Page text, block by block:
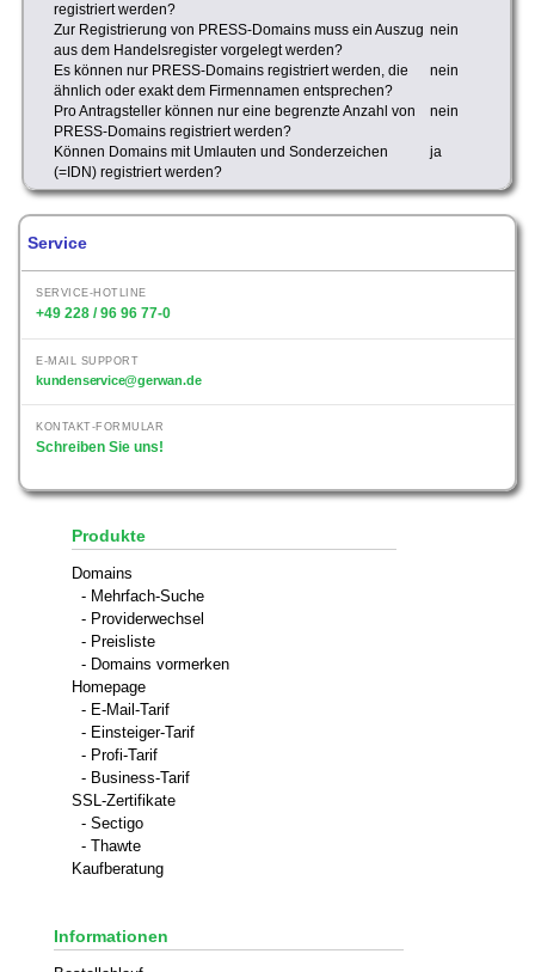
registriert werden?
Zur Registrierung von PRESS-Domains muss ein Auszug
aus dem Handelsregister vorgelegt werden?
nein
Es können nur PRESS-Domains registriert werden, die
ähnlich oder exakt dem Firmennamen entsprechen?
nein
Pro Antragsteller können nur eine begrenzte Anzahl von
PRESS-Domains registriert werden?
nein
Können Domains mit Umlauten und Sonderzeichen
(=IDN) registriert werden?
ja
Service
SERVICE-HOTLINE
+49 228 / 96 96 77-0
E-MAIL SUPPORT
kundenservice@gerwan.de
KONTAKT-FORMULAR
Schreiben Sie uns!
Produkte
Domains
- Mehrfach-Suche
- Providerwechsel
- Preisliste
- Domains vormerken
Homepage
- E-Mail-Tarif
- Einsteiger-Tarif
- Profi-Tarif
- Business-Tarif
SSL-Zertifikate
- Sectigo
- Thawte
Kaufberatung
Informationen